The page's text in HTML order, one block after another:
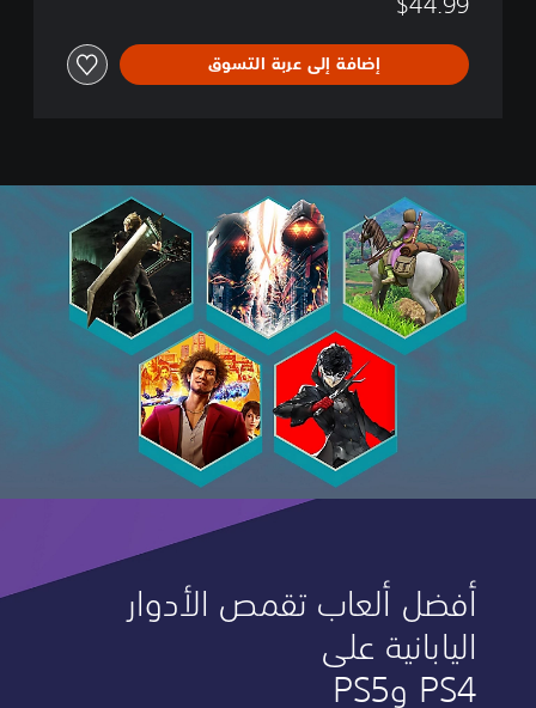
إضافة إلى عربة التسوق
أفضل ألعاب تقمص الأدوار
اليابانية على
PS4 وPS5